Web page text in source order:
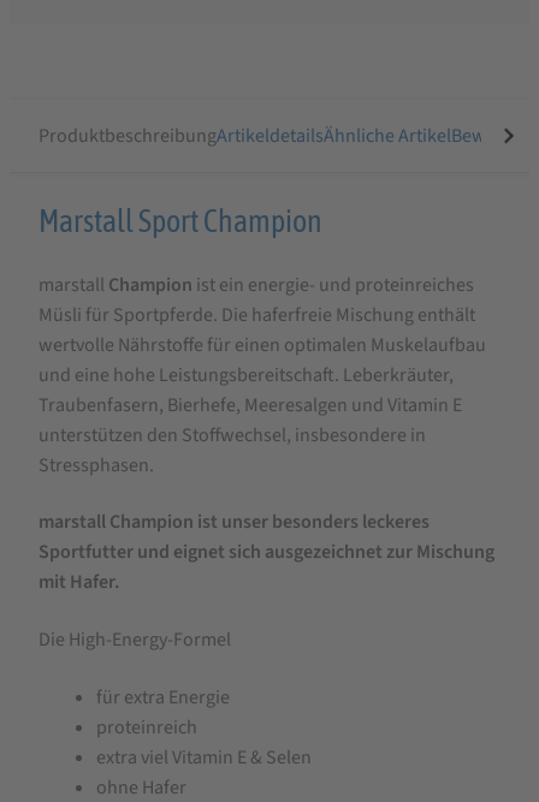
ProduktbeschreibungArtikeldetailsÄhnliche Artikel
Produktbeschreibung
Marstall
Sport
Champion
20
kg
Marstall Sport Champion
marstall Champion ist ein energie- und proteinreiches
Müsli für Sportpferde. Die haferfreie Mischung enthält
wertvolle Nährstoffe für einen optimalen Muskelaufbau
und eine hohe Leistungsbereitschaft. Leberkräuter,
Traubenfasern, Bierhefe, Meeresalgen und Vitamin E
unterstützen den Stoffwechsel, insbesondere in
Stressphasen.
marstall Champion ist unser besonders leckeres
Sportfutter und eignet sich ausgezeichnet zur Mischung
mit Hafer.
Die High-Energy-Formel
für extra Energie
proteinreich
extra viel Vitamin E & Selen
ohne Hafer